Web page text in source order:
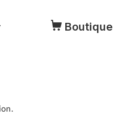
Boutique